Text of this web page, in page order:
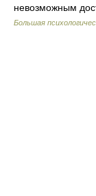
невозможным
Большая